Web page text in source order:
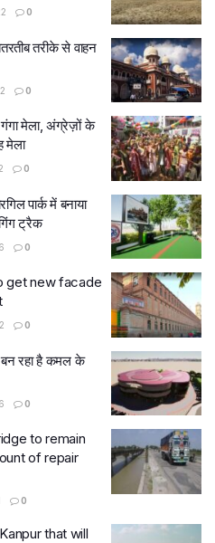
0
तरीके से वाहन
0
गंगा मेला, अंग्रेज़ों के
मेला
0
पार्क में बनाया
ट्रैक
0
get new facade
0
बन रहा है कमल के
0
to remain
of repair
0
that will